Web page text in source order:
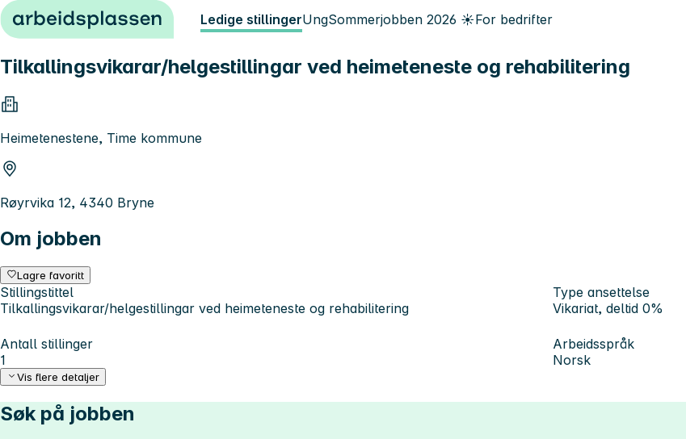
Hopp til innhold Ledige stillingerUngSommerjobben 2026 ☀️For bedrifter
Tilkallingsvikarar/helgestillingar ved heimeteneste og rehabilitering
Heimetenestene, Time kommune
Røyrvika 12, 4340 Bryne
Om jobben
Lagre favoritt
Stillingstittel
Tilkallingsvikarar/helgestillingar ved heimeteneste og rehabilitering
Type ansettelse
Vikariat, deltid 0%
Antall stillinger
1
Arbeidsspråk
Norsk
Vis flere detaljer
Søk på jobben